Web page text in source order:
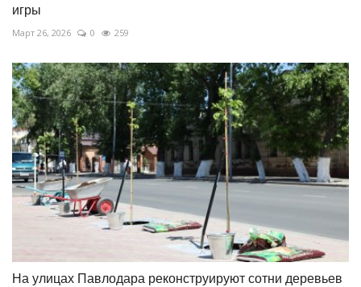
игры
Март 26, 2026 0 259
На улицах Павлодара реконструируют сотни деревьев